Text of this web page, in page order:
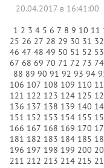
20.04.2017 в 16:41:00
1 2 3 4 5 6 7 8 9 10 11
25 26 27 28 29 30 31 32
46 47 48 49 50 51 52 53
67 68 69 70 71 72 73 74
88 89 90 91 92 93 94
106 107 108 109 110
121 122 123 124 125
136 137 138 139 140
151 152 153 154 155
166 167 168 169 170
181 182 183 184 185
196 197 198 199 200
211 212 213 214 215